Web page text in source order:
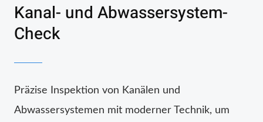
Kanal- und Abwassersystem-
Check
Präzise Inspektion von Kanälen und
Abwassersystemen mit moderner Technik, um